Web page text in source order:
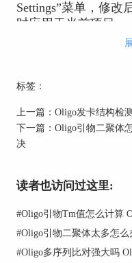
Settings”菜单，修改
时应用于当前项目。
标签：
上一篇： Oligo发卡结构检
下一篇： Oligo引物二聚体
决
读者也访问过这里:
#Oligo引物Tm值怎么计算
#Oligo引物二聚体太多怎
#Oligo多序列比对强大吗